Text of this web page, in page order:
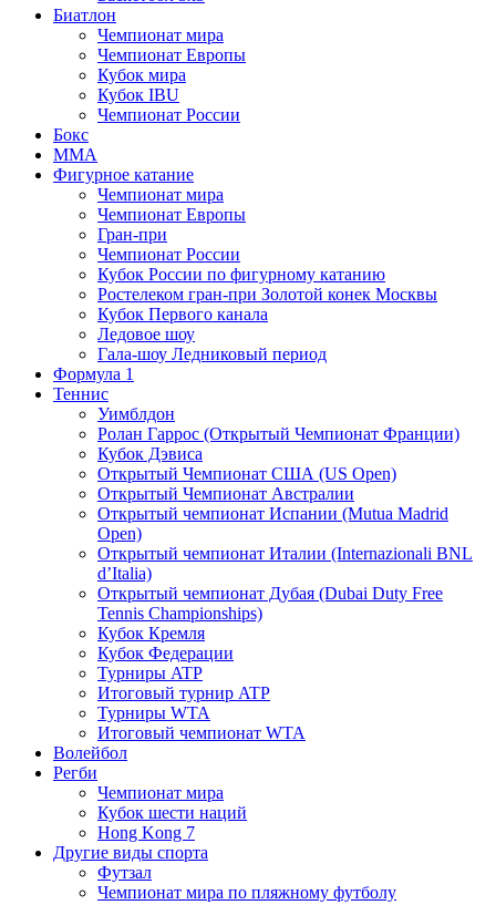
Биатлон
Чемпионат мира
Чемпионат Европы
Кубок мира
Кубок IBU
Чемпионат России
Бокс
MMA
Фигурное катание
Чемпионат мира
Чемпионат Европы
Гран-при
Чемпионат России
Кубок России по фигурному катанию
Ростелеком гран-при Золотой конек Москвы
Кубок Первого канала
Ледовое шоу
Гала-шоу Ледниковый период
Формула 1
Теннис
Уимблдон
Ролан Гаррос (Открытый Чемпионат Франции)
Кубок Дэвиса
Открытый Чемпионат США (US Open)
Открытый Чемпионат Австралии
Открытый чемпионат Испании (Mutua Madrid
Open)
Открытый чемпионат Италии (Internazionali BNL
d’Italia)
Открытый чемпионат Дубая (Dubai Duty Free
Tennis Championships)
Кубок Кремля
Кубок Федерации
Турниры ATP
Итоговый турнир ATP
Турниры WTA
Итоговый чемпионат WTA
Волейбол
Регби
Чемпионат мира
Кубок шести наций
Hong Kong 7
Другие виды спорта
Футзал
Чемпионат мира по пляжному футболу